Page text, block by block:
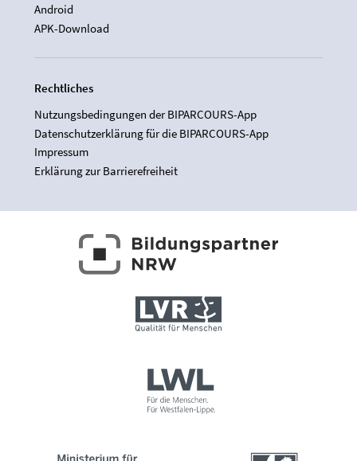
Android
APK-Download
Rechtliches
Nutzungsbedingungen der BIPARCOURS-App
Datenschutzerklärung für die BIPARCOURS-App
Impressum
Erklärung zur Barrierefreiheit